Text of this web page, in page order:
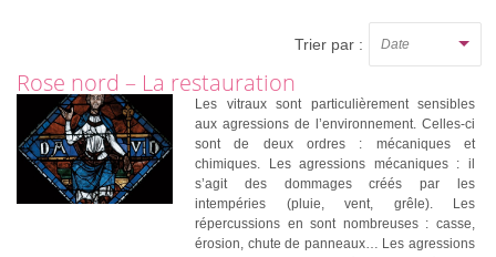
Fonds documentaire
Multimédia
Recherche
Trier par : Date
Rose nord – La restauration
Les vitraux sont particulièrement sensibles
aux agressions de l’environnement. Celles-ci
sont de deux ordres : mécaniques et
chimiques. Les agressions mécaniques : il
s’agit des dommages créés par les
intempéries (pluie, vent, grêle). Les
répercussions en sont nombreuses : casse,
érosion, chute de panneaux… Les agressions